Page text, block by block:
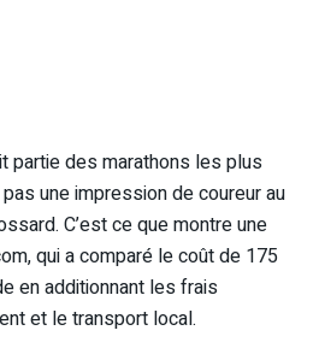
partie des marathons les plus
pas une impression de coureur au
C’est ce que montre une
qui a comparé le coût de 175
en additionnant les frais
et le transport local.